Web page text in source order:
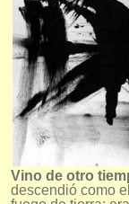
Vino de otro
descendió como